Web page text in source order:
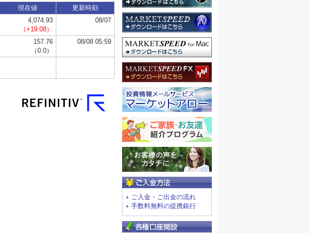
ご入金・ご出金の流れ
手数料無料の提携銀行